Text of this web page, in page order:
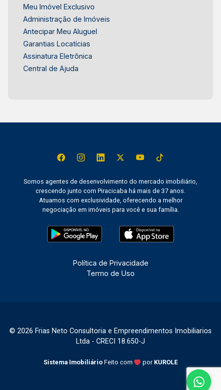
Piracicaba. Agende sua visita.
Meu Imóvel Exclusivo
Administração de Imóveis
Antecipar Meu Aluguel
Garantias Locatícias
Assinatura Eletrônica
Central de Ajuda
Somos agentes de desenvolvimento do mercado imobiliário,
crescendo junto com Piracicaba há mais de 37 anos.
Atuamos com exclusividade, oferecendo a melhor
negociação em imóveis para você e sua família.
Política de Privacidade
Termo de Uso
© 2026 Frias Neto Consultoria e Empreendimentos Imobiliarios
Ltda - CRECI 18.650-J
Sistema Imobiliário Feito com por KUROLE